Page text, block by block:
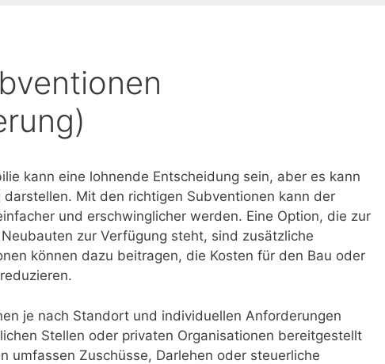
kann eine lohnende Entscheidung sein, aber es kann
Mit den richtigen Subventionen kann der
und erschwinglicher werden. Eine Option, die zur
zur Verfügung steht, sind zusätzliche
können dazu beitragen, die Kosten für den Bau oder
je nach Standort und individuellen Anforderungen
Stellen oder privaten Organisationen bereitgestellt
umfassen Zuschüsse, Darlehen oder steuerliche